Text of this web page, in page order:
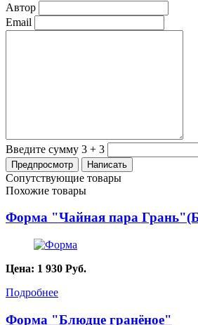
Автор
Email
Введите сумму 3 + 3
Сопутствующие товары
Похожие товары
Форма "Чайная пара
Цена: 1 930 Руб.
Подробнее
Форма "Блюдце гранёное"